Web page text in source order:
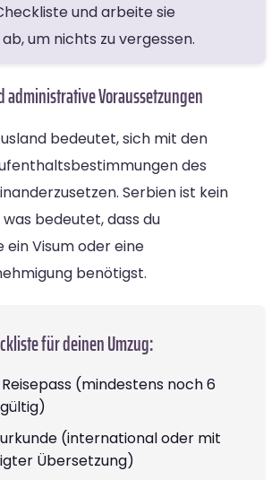
und arbeite sie
um nichts zu vergessen.
administrative Voraussetzungen
bedeutet, sich mit den
des
Serbien ist kein
was bedeutet, dass du
ein Visum oder eine
benötigst.
für deinen Umzug:
(mindestens noch 6
(international oder mit
Übersetzung)